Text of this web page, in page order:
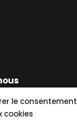
le consentement
cookies